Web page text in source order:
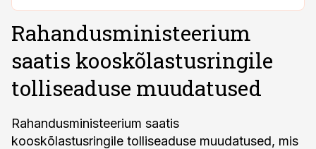
Rahandusministeerium
saatis kooskõlastusringile
tolliseaduse muudatused
Rahandusministeerium saatis
kooskõlastusringile tolliseaduse muudatused, mis